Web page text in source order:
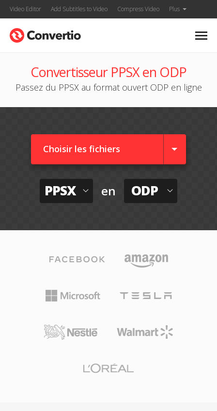
Video Editor Add Subtitles to Video Compress Video Plus
Convertisseur PPSX en ODP
Passez du PPSX au format ouvert ODP en ligne
Choisir les fichiers
PPSX en ODP